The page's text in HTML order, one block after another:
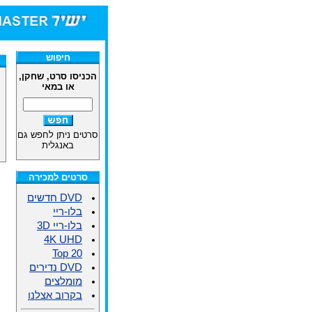
חיפוש
הכניסו סרט, שחקן,
או במאי
סרטים ניתן לחפש גם
באנגלית
סרטים למכירה
DVD חדשים
בלו-ריי
בלו-ריי 3D
4K UHD
Top 20
DVD נדירים
מומלצים
בקרוב אצלנו